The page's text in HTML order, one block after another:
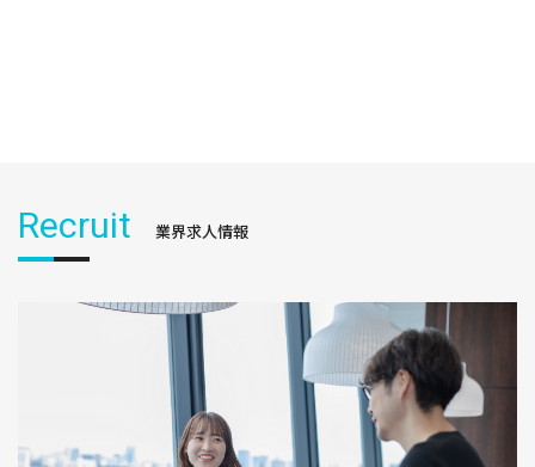
Recruit 業界求人情報